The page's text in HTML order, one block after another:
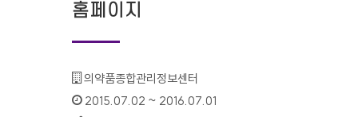
홈페이지
기관명 :
의약품종합관리정보센터
인증기간 :
2015.07.02 ~ 2016.07.01